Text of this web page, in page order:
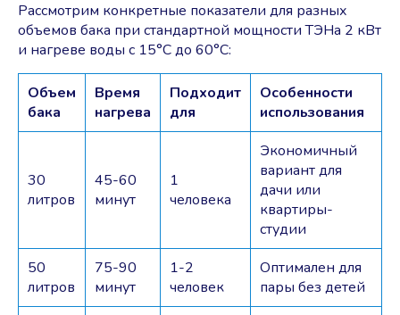
Рассмотрим конкретные показатели для разных
объемов бака при стандартной мощности ТЭНа 2 кВт
и нагреве воды с 15°C до 60°C:
Объем
бака
Время
нагрева
Подходит
для
Особенности
использования
30
литров
45-60
минут
1
человека
Экономичный
вариант для
дачи или
квартиры-
студии
50
литров
75-90
минут
1-2
человек
Оптимален для
пары без детей